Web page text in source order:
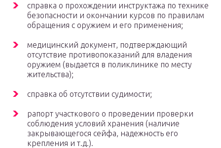
справка о прохождении инструктажа по технике
безопасности и окончании курсов по правилам
обращения с оружием и его применения;
медицинский документ, подтверждающий
отсутствие противопоказаний для владения
оружием (выдается в поликлинике по месту
жительства);
справка об отсутствии судимости;
рапорт участкового о проведении проверки
соблюдения условий хранения (наличие
закрывающегося сейфа, надежность его
крепления и т.д.).